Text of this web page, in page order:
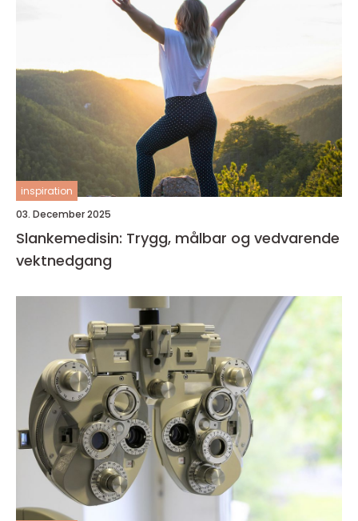
inspiration
03. December 2025
Slankemedisin: Trygg, målbar og vedvarende
vektnedgang